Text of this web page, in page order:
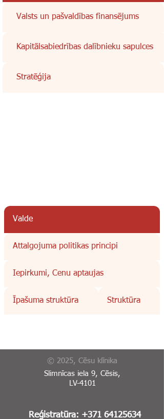
Valsts un pašvaldības finansējums
Kapitālsabiedrības dalībnieku sapulces
Stratēģija
Valde
Attalgojuma politikas principi
Iepirkumi, Cenu aptaujas
Īpašuma struktūra Struktūra
© 2025, Cēsu klīnika
Slimnīcas iela 9, Cēsis,
LV-4101
Reģistratūra: +371 64125634